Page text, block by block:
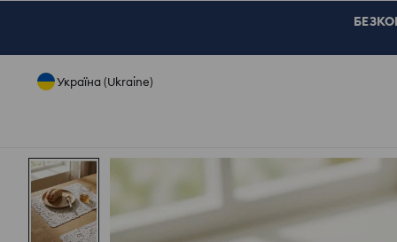
Україна (Ukraine)